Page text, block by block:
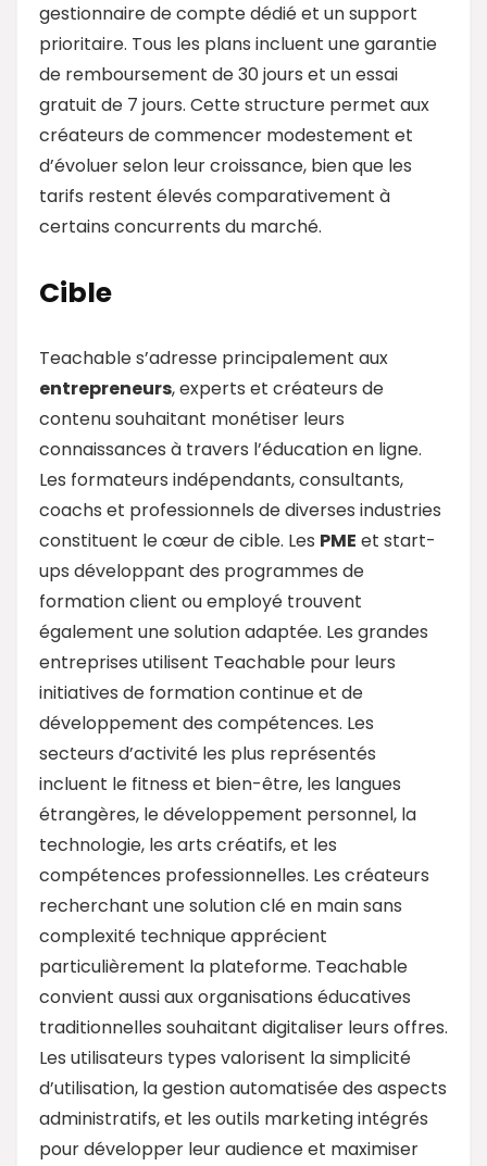
gestionnaire de compte dédié et un support
prioritaire. Tous les plans incluent une garantie
de remboursement de 30 jours et un essai
gratuit de 7 jours. Cette structure permet aux
créateurs de commencer modestement et
d’évoluer selon leur croissance, bien que les
tarifs restent élevés comparativement à
certains concurrents du marché.
Cible
Teachable s’adresse principalement aux
entrepreneurs, experts et créateurs de
contenu souhaitant monétiser leurs
connaissances à travers l’éducation en ligne.
Les formateurs indépendants, consultants,
coachs et professionnels de diverses industries
constituent le cœur de cible. Les PME et start-
ups développant des programmes de
formation client ou employé trouvent
également une solution adaptée. Les grandes
entreprises utilisent Teachable pour leurs
initiatives de formation continue et de
développement des compétences. Les
secteurs d’activité les plus représentés
incluent le fitness et bien-être, les langues
étrangères, le développement personnel, la
technologie, les arts créatifs, et les
compétences professionnelles. Les créateurs
recherchant une solution clé en main sans
complexité technique apprécient
particulièrement la plateforme. Teachable
convient aussi aux organisations éducatives
traditionnelles souhaitant digitaliser leurs offres.
Les utilisateurs types valorisent la simplicité
d’utilisation, la gestion automatisée des aspects
administratifs, et les outils marketing intégrés
pour développer leur audience et maximiser